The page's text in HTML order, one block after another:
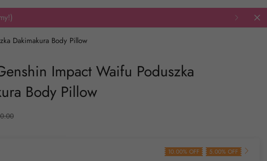
Dakimakura Body Pillow
Impact Waifu Poduszka
Body Pillow
10.00% OFF 5.00% OFF